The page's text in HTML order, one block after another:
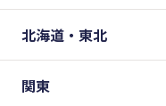
北海道・東北
関東